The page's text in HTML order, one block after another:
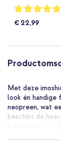
Zwart
Waardering:
98%
€ 22,99
Met deze
look én handige
neopreen, wat
beschikt de
belangrijke